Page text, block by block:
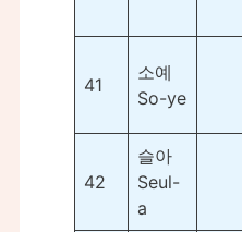
41
소예
So-ye
42
슬아
Seul-
a